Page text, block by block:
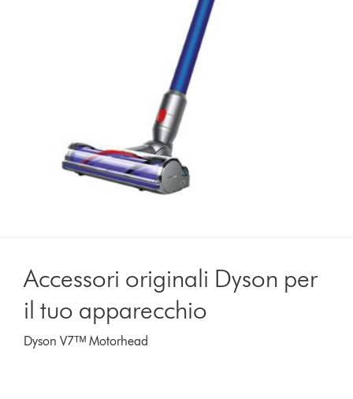
Accessori originali Dyson per
il tuo apparecchio
Dyson V7ᵀᴹ Motorhead